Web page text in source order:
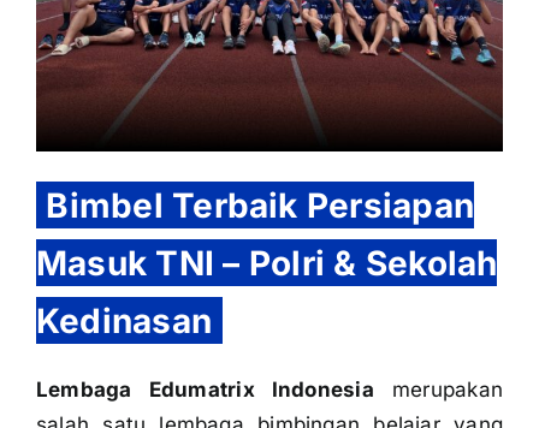
Bimbel Terbaik Persiapan
Masuk TNI – Polri & Sekolah
Kedinasan
Lembaga Edumatrix Indonesia merupakan